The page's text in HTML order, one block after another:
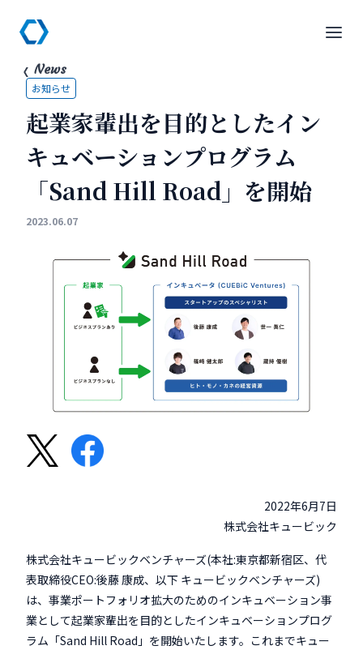
News
お知らせ
起業家輩出を目的としたイン
キュベーションプログラム
「Sand Hill Road」を開始
2023.06.07
2022年6月7日
株式会社キュービック
株式会社キュービックベンチャーズ(本社:東京都新宿区、代
表取締役CEO:後藤 康成、以下 キュービックベンチャーズ)
は、事業ポートフォリオ拡大のためのインキュベーション事
業として起業家輩出を目的としたインキュベーションプログ
ラム「Sand Hill Road」を開始いたします。これまでキュー